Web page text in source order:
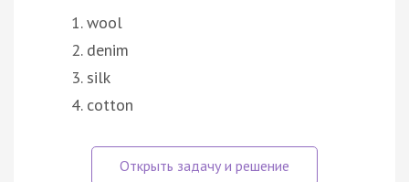
wool
denim
silk
cotton